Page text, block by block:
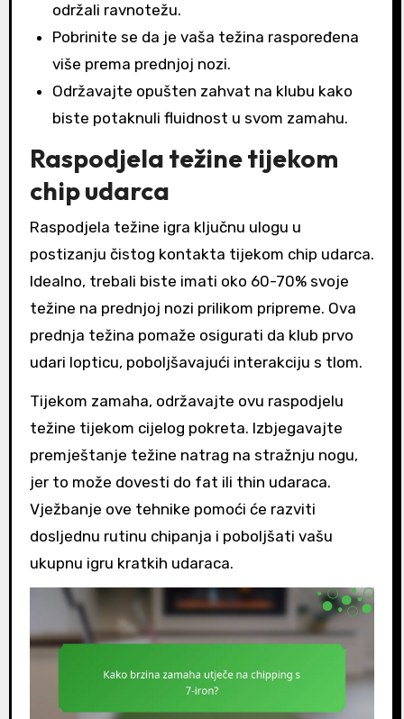
održali ravnotežu.
Pobrinite se da je vaša težina raspoređena
više prema prednjoj nozi.
Održavajte opušten zahvat na klubu kako
biste potaknuli fluidnost u svom zamahu.
Raspodjela težine tijekom
chip udarca
Raspodjela težine igra ključnu ulogu u
postizanju čistog kontakta tijekom chip udarca.
Idealno, trebali biste imati oko 60-70% svoje
težine na prednjoj nozi prilikom pripreme. Ova
prednja težina pomaže osigurati da klub prvo
udari lopticu, poboljšavajući interakciju s tlom.
Tijekom zamaha, održavajte ovu raspodjelu
težine tijekom cijelog pokreta. Izbjegavajte
premještanje težine natrag na stražnju nogu,
jer to može dovesti do fat ili thin udaraca.
Vježbanje ove tehnike pomoći će razviti
dosljednu rutinu chipanja i poboljšati vašu
ukupnu igru kratkih udaraca.